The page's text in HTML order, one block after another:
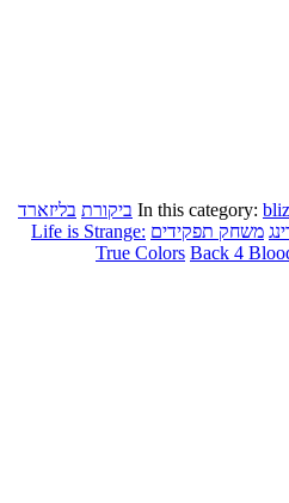
In this category: ביקורת בליזארד
משחק תפקידים Life is Strange:
True Colors Back 4